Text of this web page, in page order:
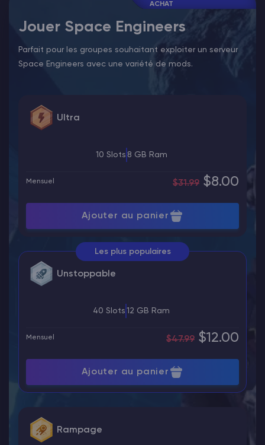
ACHAT
Jouer Space Engineers
Parfait pour les groupes souhaitant exploiter un serveur
Space Engineers avec une variété de mods.
Ultra
10 Slots 8 GB Ram
Mensuel $31.99 $8.00
Ajouter au panier
Les plus populaires
Unstoppable
40 Slots 12 GB Ram
Mensuel $47.99 $12.00
Ajouter au panier
Rampage